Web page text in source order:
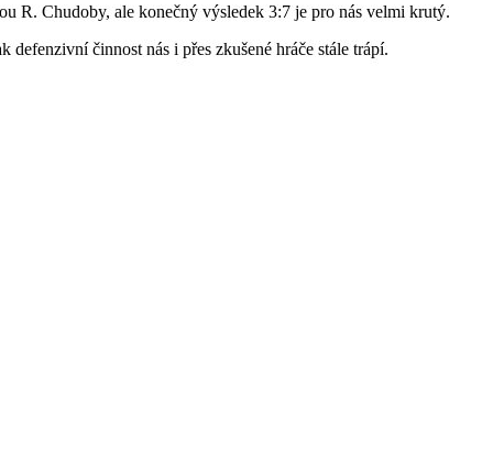
R. Chudoby, ale konečný výsledek 3:7 je pro nás velmi krutý.
činnost nás i přes zkušené hráče stále trápí.